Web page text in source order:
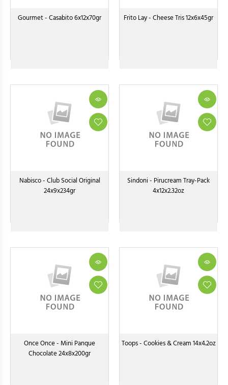
Gourmet - Casabito 6x12x70gr Frito Lay - Cheese Tris 12x6x45gr
Nabisco - Club Social Original
24x9x234gr
Sindoni - Pirucream Tray-Pack
4x12x2.32oz
Once Once - Mini Panque
Chocolate 24x8x200gr
Toops - Cookies & Cream 14x4.2oz